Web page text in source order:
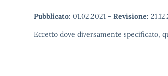
Pubblicato: 01.02.2021 - Revisione:
Eccetto dove diversamente specificato,